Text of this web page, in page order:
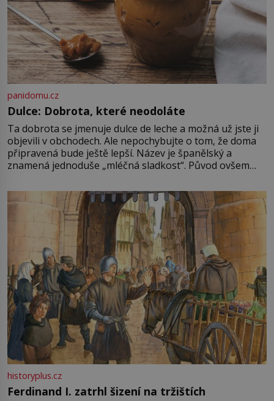
panidomu.cz
Dulce: Dobrota, které neodoláte
Ta dobrota se jmenuje dulce de leche a možná už jste ji
objevili v obchodech. Ale nepochybujte o tom, že doma
připravená bude ještě lepší. Název je španělský a
znamená jednoduše „mléčná sladkost“. Původ ovšem
pře hned několik latinskoamerických zemí a k tomu
Francie, kde se traduje,
historyplus.cz
Ferdinand I. zatrhl šizení na tržištích